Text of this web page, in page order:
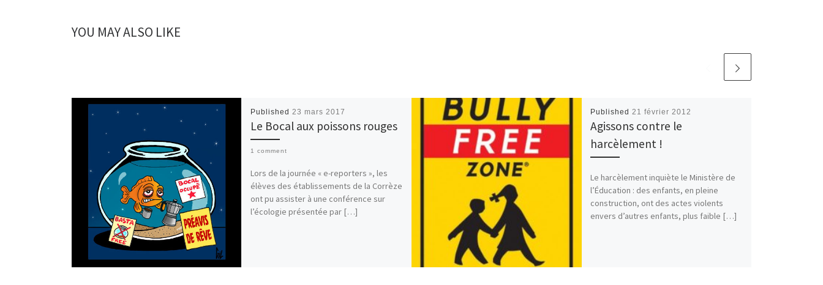
YOU MAY ALSO LIKE
Published 23 mars 2017
Le Bocal aux poissons rouges
1 comment
Lors de la journée « e-reporters », les
élèves des établissements de la Corrèze
ont pu assister à une conférence sur
l’écologie présentée par […]
Published 21 février 2012
Agissons contre le
harcèlement !
Le harcèlement inquiète le Ministère de
l’Éducation : des enfants, en pleine
construction, ont des actes violents
envers d’autres enfants, plus faible […]